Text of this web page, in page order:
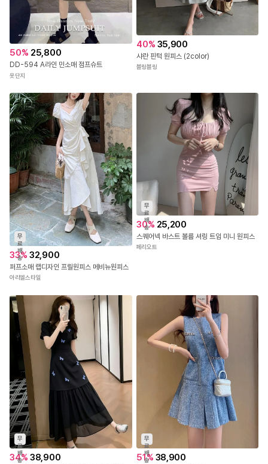
50% 25,800
DD-594 A라인 민소매 점프슈트
옷단지
40% 35,900
샤란 핀턱 원피스 (2color)
블링블링
무
료
배
송
33% 32,900
퍼프소매 랩디자인 프릴원피스 메비뉴원피스
아리엘스타일
무
료
배
송
30% 25,200
스퀘어넥 바스트 볼륨 셔링 트임 미니 원피스
페리오트
무
료
배
송
34% 38,900
무
료
배
송
51% 38,900